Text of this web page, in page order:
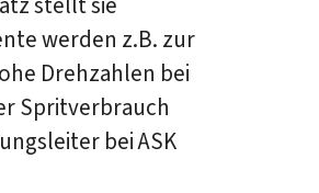
werden z.B. zur
Drehzahlen bei
Spritverbrauch
bei ASK